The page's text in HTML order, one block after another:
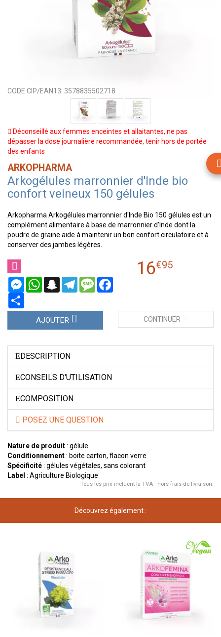
CODE CIP/EAN13: 3578835502718
Déconseillé aux femmes enceintes et allaitantes, ne pas
dépasser la dose journalière recommandée, tenir hors de portée
des enfants
ARKOPHARMA
Arkogélules marronnier d'Inde bio
confort veineux 150 gélules
Arkopharma Arkogélules marronnier d'Inde Bio 150 gélules est un
complément alimentaire à base de marronnier d'Inde dont la
poudre de graine aide à maintenir un bon confort circulatoire et à
conserver des jambes légères.
MessengerWhatsAppSnapchatTelegramMessage
16€95
AJOUTER CONTINUER
DESCRIPTION
CONSEILS D'UTILISATION
COMPOSITION
POSEZ UNE QUESTION
Nature de produit: gélule
Conditionnement: boite carton, flacon verre
Spécificité: gélules végétales, sans colorant
Label : Agriculture Biologique
Tous les prix incluent la TVA - hors frais de livraison.
Découvrez également :